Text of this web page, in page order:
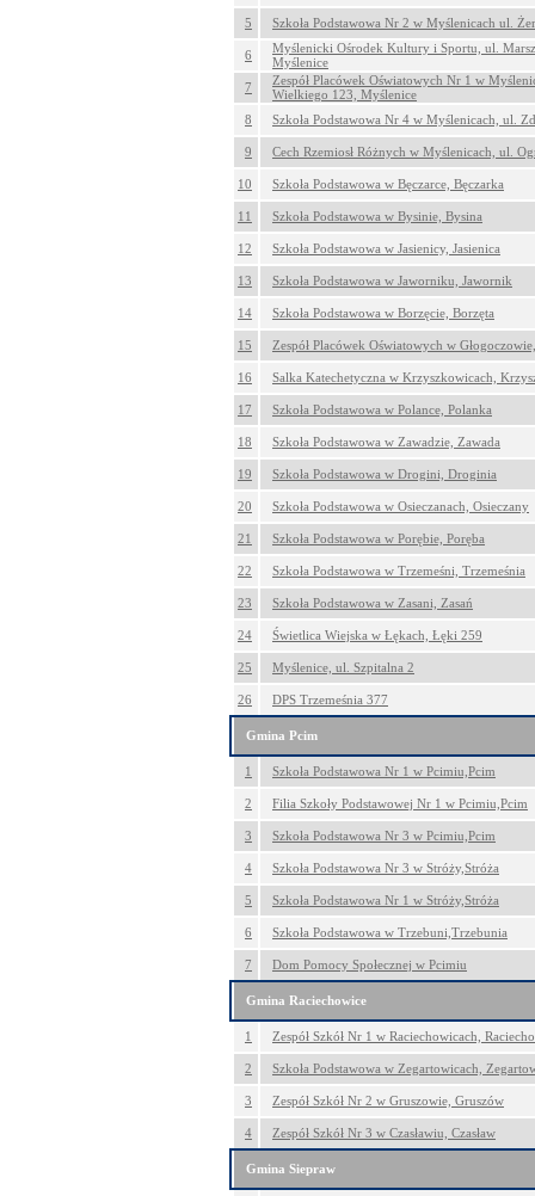
5 Szkoła Podstawowa Nr 2 w Myślenicach ul.
6
Myślenicki Ośrodek Kultury i Sportu, ul.
Myślenice
7
Zespół Placówek Oświatowych Nr 1 w
Wielkiego 123, Myślenice
8
Szkoła Podstawowa Nr 4 w Myślenicach, ul.
9 Cech Rzemiosł Różnych w Myślenicach, ul.
10 Szkoła Podstawowa w Bęczarce, Bęczarka
11 Szkoła Podstawowa w Bysinie, Bysina
12 Szkoła Podstawowa w Jasienicy, Jasienica
13 Szkoła Podstawowa w Jaworniku, Jawornik
14 Szkoła Podstawowa w Borzęcie, Borzęta
15 Zespół Placówek Oświatowych w
16 Salka Katechetyczna w Krzyszkowicach,
17 Szkoła Podstawowa w Polance, Polanka
18 Szkoła Podstawowa w Zawadzie, Zawada
19 Szkoła Podstawowa w Drogini, Droginia
20 Szkoła Podstawowa w Osieczanach, Osieczany
21 Szkoła Podstawowa w Porębie, Poręba
22 Szkoła Podstawowa w Trzemeśni, Trzemeśnia
23 Szkoła Podstawowa w Zasani, Zasań
24 Świetlica Wiejska w Łękach, Łęki 259
25 Myślenice, ul. Szpitalna 2
26 DPS Trzemeśnia 377
Gmina Pcim
1 Szkoła Podstawowa Nr 1 w Pcimiu,Pcim
2 Filia Szkoły Podstawowej Nr 1 w Pcimiu,Pcim
3 Szkoła Podstawowa Nr 3 w Pcimiu,Pcim
4 Szkoła Podstawowa Nr 3 w Stróży,Stróża
5 Szkoła Podstawowa Nr 1 w Stróży,Stróża
6 Szkoła Podstawowa w Trzebuni,Trzebunia
7 Dom Pomocy Społecznej w Pcimiu
Gmina Raciechowice
1 Zespół Szkół Nr 1 w Raciechowicach,
2 Szkoła Podstawowa w Zegartowicach,
3 Zespół Szkół Nr 2 w Gruszowie, Gruszów
4 Zespół Szkół Nr 3 w Czasławiu, Czasław
Gmina Siepraw